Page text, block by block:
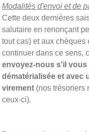
Modalités d'envoi et de
Cette deux dernières
salutaire en renonçant
tout cas) et aux
continuer dans ce sens,
envoyez-nous s'il
dématérialisée et avec
virement (nos trésoriers
ceux-ci).